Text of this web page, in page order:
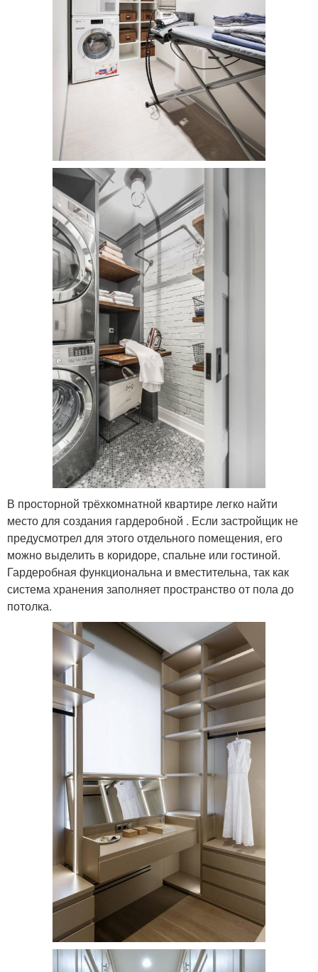
В просторной трёхкомнатной квартире легко найти
место для создания гардеробной . Если застройщик не
предусмотрел для этого отдельного помещения, его
можно выделить в коридоре, спальне или гостиной.
Гардеробная функциональна и вместительна, так как
система хранения заполняет пространство от пола до
потолка.